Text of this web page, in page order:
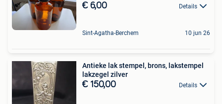
€ 6,00 Details
Sint-Agatha-Berchem 10 jun 26
Antieke lak stempel, brons, lakstempel
lakzegel zilver
€ 150,00 Details